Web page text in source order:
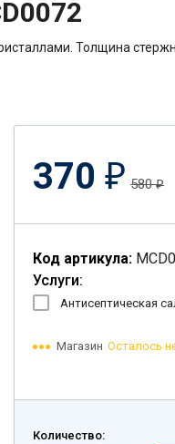
Толщина
370 ₽ 580₽
Код артикула:
Услуги:
Антисептическая
Магазин Осталось
Количество: